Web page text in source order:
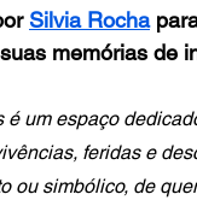
Silvia Rocha
memórias de
é um espaço
feridas e
ou simbólico, de